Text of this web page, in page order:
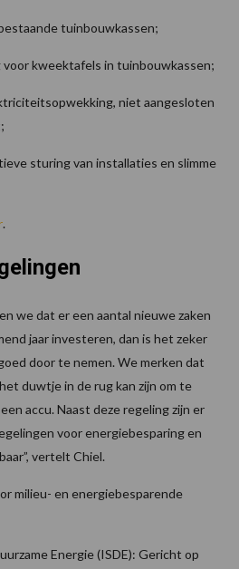
tuinbouwkassen;
kweektafels in tuinbouwkassen;
niet aangesloten
sturing van installaties en slimme
.
we dat er een aantal nieuwe zaken
jaar investeren, dan is het zeker
door te nemen. We merken dat
duwtje in de rug kan zijn om te
accu. Naast deze regeling zijn er
voor energiebesparing en
vertelt Chiel.
milieu- en energiebesparende
Energie (ISDE): Gericht op